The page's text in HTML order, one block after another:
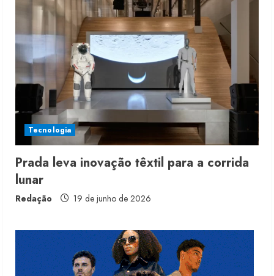
Tecnologia
Prada leva inovação têxtil para a corrida
lunar
Redação 19 de junho de 2026
2
Moda vende US$63,7 bilhões em
produtos licenciados
3
Renata Caixeta assume Movimento
5 de agosto de 2026
receita em 2026
Projeto testa passaporte digital na